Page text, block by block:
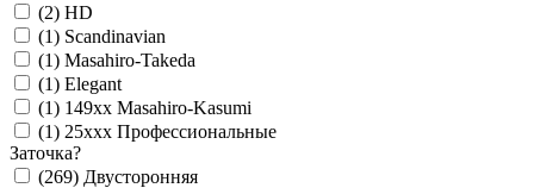
(2) HD
(1) Scandinavian
(1) Masahiro-Takeda
(1) Elegant
(1) 149xx Masahiro-Kasumi
(1) 25xxx Профессиональные
Заточка?
(269) Двусторонняя